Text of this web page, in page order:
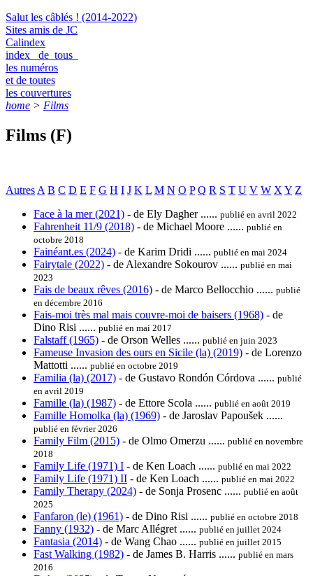
Salut les câblés ! (2014-2022)
Sites amis de JC
Calindex
index de tous
les numéros
et de toutes
les couvertures
home > Films
Films (F)
Autres A B C D E F G H I J K L M N O P Q R S T U V W X Y Z
Face à la mer (2021) - de Ely Dagher ...... publié en avril 2022
Fahrenheit 11/9 (2018) - de Michael Moore ...... publié en
octobre 2018
Fainéant.es (2024) - de Karim Dridi ...... publié en mai 2024
Fairytale (2022) - de Alexandre Sokourov ...... publié en mai
2023
Fais de beaux rêves (2016) - de Marco Bellocchio ...... publié
en décembre 2016
Fais-moi très mal mais couvre-moi de baisers (1968) - de
Dino Risi ...... publié en mai 2017
Falstaff (1965) - de Orson Welles ...... publié en juin 2023
Fameuse Invasion des ours en Sicile (la) (2019) - de Lorenzo
Mattotti ...... publié en octobre 2019
Familia (la) (2017) - de Gustavo Rondón Córdova ...... publié
en avril 2019
Famille (la) (1987) - de Ettore Scola ...... publié en août 2019
Famille Homolka (la) (1969) - de Jaroslav Papoušek ......
publié en février 2026
Family Film (2015) - de Olmo Omerzu ...... publié en novembre
2018
Family Life (1971) I - de Ken Loach ...... publié en mai 2022
Family Life (1971) II - de Ken Loach ...... publié en mai 2022
Family Therapy (2024) - de Sonja Prosenc ...... publié en août
2025
Fanfaron (le) (1961) - de Dino Risi ...... publié en octobre 2018
Fanny (1932) - de Marc Allégret ...... publié en juillet 2024
Fantasia (2014) - de Wang Chao ...... publié en juillet 2015
Fast Walking (1982) - de James B. Harris ...... publié en mars
2016